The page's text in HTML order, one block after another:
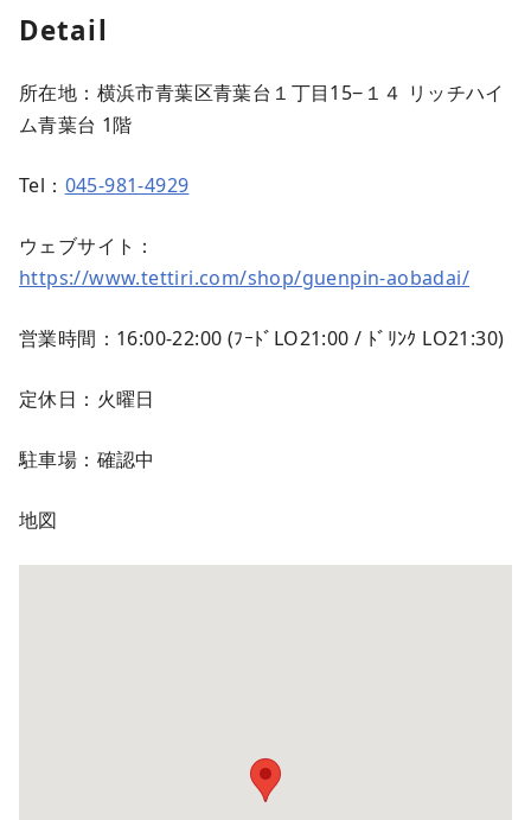
Detail
所在地：横浜市青葉区青葉台１丁目15−１４ リッチハイ
ム青葉台 1階
Tel： 045-981-4929
ウェブサイト：
https://www.tettiri.com/shop/guenpin-aobadai/
営業時間：16:00-22:00 (ﾌｰﾄﾞLO21:00 / ﾄﾞﾘﾝｸ LO21:30)
定休日：火曜日
駐車場：確認中
地図